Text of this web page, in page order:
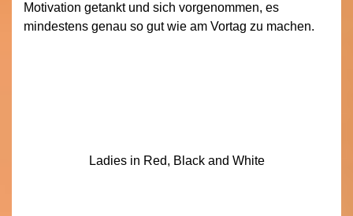
Motivation getankt und sich vorgenommen, es
mindestens genau so gut wie am Vortag zu machen.
Ladies in Red, Black and White